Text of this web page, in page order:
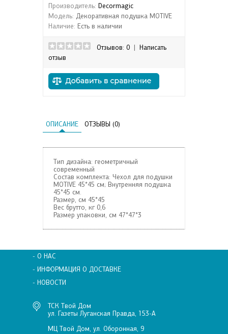
Производитель: Decormagic
Модель: Декоративная подушка MOTIVE
Наличие: Есть в наличии
Отзывов: 0
Написать
отзыв
ОПИСАНИЕ ОТЗЫВЫ (0)
Тип дизайна: геометричный
современный
Состав комплекта: Чехол для подушки
MOTIVE 45*45 см; Внутренняя подушка
45*45 см.
Размер, см 45*45
Вес брутто, кг 0,6
Размер упаковки, см 47*47*3
- О НАС
- ИНФОРМАЦИЯ О ДОСТАВКЕ
- НОВОСТИ
ТСК Твой Дом
ул. Газеты Луганская Правда, 153-А
МЦ Твой Дом, ул. Оборонная, 9